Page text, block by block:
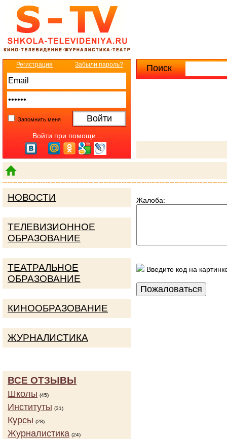
Поиск
Регистрация Забыли пароль?
Запомнить меня
Войти при помощи ...
Жалоба:
Введите код на
НОВОСТИ
ТЕЛЕВИЗИОННОЕ
ОБРАЗОВАНИЕ
ТЕАТРАЛЬНОЕ
ОБРАЗОВАНИЕ
КИНООБРАЗОВАНИЕ
ЖУРНАЛИСТИКА
ВСЕ ОТЗЫВЫ
Школы (45)
Институты (31)
Курсы (28)
Журналистика (24)